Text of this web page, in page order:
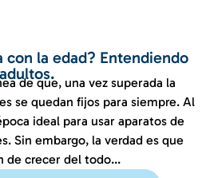
con la edad? Entendiendo
de que, una vez superada la
se quedan fijos para siempre. Al
ideal para usar aparatos de
Sin embargo, la verdad es que
de crecer del todo...